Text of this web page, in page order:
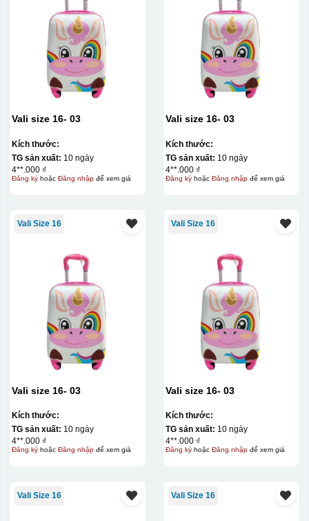
Vali size 16- 03
Kích thước:
TG sản xuất: 10 ngày
4**.000 ₫
Đăng kýhoặc Đăng nhậpđể xem giá
Vali size 16- 03
Kích thước:
TG sản xuất: 10 ngày
4**.000 ₫
Đăng kýhoặc Đăng nhậpđể xem giá
Vali Size 16
Vali size 16- 03
Kích thước:
TG sản xuất: 10 ngày
4**.000 ₫
Đăng kýhoặc Đăng nhậpđể xem giá
Vali Size 16
Vali size 16- 03
Kích thước:
TG sản xuất: 10 ngày
4**.000 ₫
Đăng kýhoặc Đăng nhậpđể xem giá
Vali Size 16 Vali Size 16